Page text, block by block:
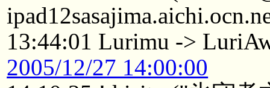
13:44:01 Lurimu ->
2005/12/27 14:00:00